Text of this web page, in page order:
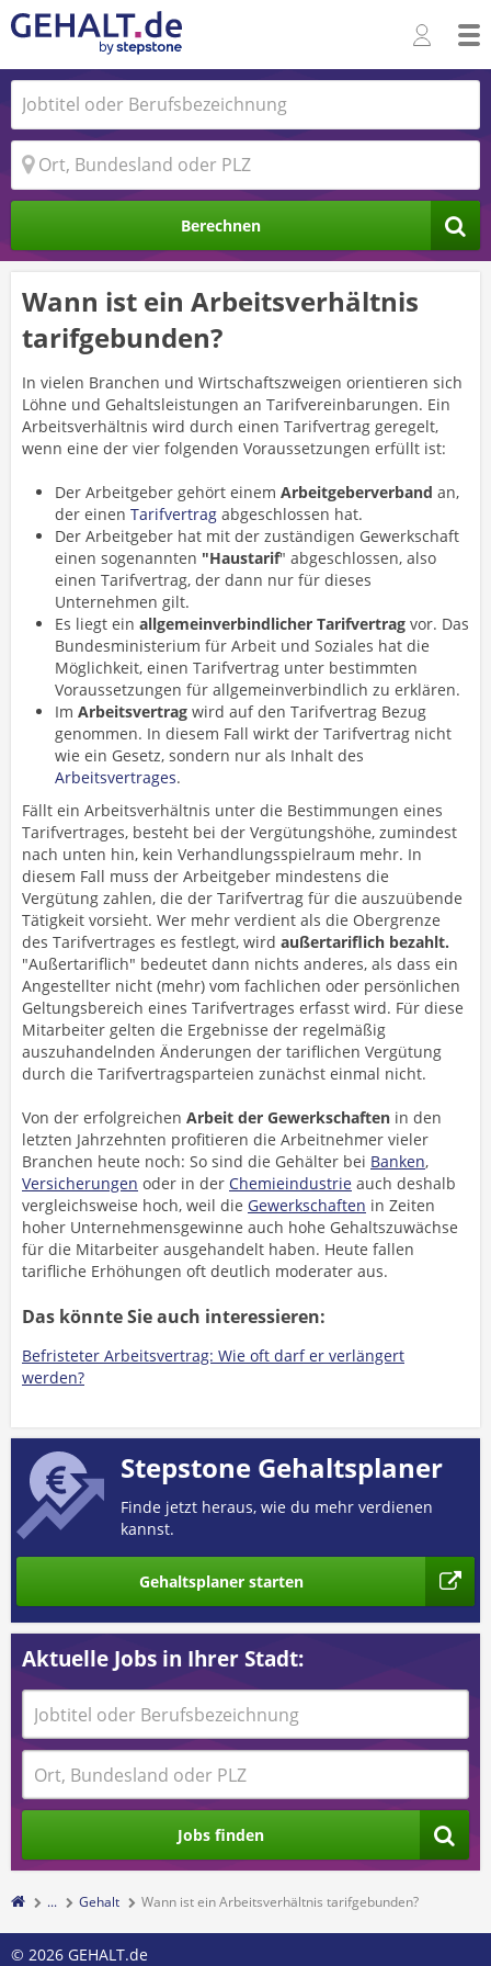
Berechnen
Wann ist ein Arbeitsverhältnis
tarifgebunden?
In vielen Branchen und Wirtschaftszweigen orientieren sich
Löhne und Gehaltsleistungen an Tarifvereinbarungen. Ein
Arbeitsverhältnis wird durch einen Tarifvertrag geregelt,
wenn eine der vier folgenden Voraussetzungen erfüllt ist:
Der Arbeitgeber gehört einem Arbeitgeberverband an,
der einen Tarifvertrag abgeschlossen hat.
Der Arbeitgeber hat mit der zuständigen Gewerkschaft
einen sogenannten "Haustarif" abgeschlossen, also
einen Tarifvertrag, der dann nur für dieses
Unternehmen gilt.
Es liegt ein allgemeinverbindlicher Tarifvertrag vor. Das
Bundesministerium für Arbeit und Soziales hat die
Möglichkeit, einen Tarifvertrag unter bestimmten
Voraussetzungen für allgemeinverbindlich zu erklären.
Im Arbeitsvertrag wird auf den Tarifvertrag Bezug
genommen. In diesem Fall wirkt der Tarifvertrag nicht
wie ein Gesetz, sondern nur als Inhalt des
Arbeitsvertrages.
Fällt ein Arbeitsverhältnis unter die Bestimmungen eines
Tarifvertrages, besteht bei der Vergütungshöhe, zumindest
nach unten hin, kein Verhandlungsspielraum mehr. In
diesem Fall muss der Arbeitgeber mindestens die
Vergütung zahlen, die der Tarifvertrag für die auszuübende
Tätigkeit vorsieht. Wer mehr verdient als die Obergrenze
des Tarifvertrages es festlegt, wird außertariflich bezahlt.
"Außertariflich" bedeutet dann nichts anderes, als dass ein
Angestellter nicht (mehr) vom fachlichen oder persönlichen
Geltungsbereich eines Tarifvertrages erfasst wird. Für diese
Mitarbeiter gelten die Ergebnisse der regelmäßig
auszuhandelnden Änderungen der tariflichen Vergütung
durch die Tarifvertragsparteien zunächst einmal nicht.
Von der erfolgreichen Arbeit der Gewerkschaften in den
letzten Jahrzehnten profitieren die Arbeitnehmer vieler
Branchen heute noch: So sind die Gehälter bei Banken,
Versicherungen oder in der Chemieindustrie auch deshalb
vergleichsweise hoch, weil die Gewerkschaften in Zeiten
hoher Unternehmensgewinne auch hohe Gehaltszuwächse
für die Mitarbeiter ausgehandelt haben. Heute fallen
tarifliche Erhöhungen oft deutlich moderater aus.
Das könnte Sie auch interessieren:
Befristeter Arbeitsvertrag: Wie oft darf er verlängert
werden?
Stepstone Gehaltsplaner
Finde jetzt heraus, wie du mehr verdienen
kannst.
Gehaltsplaner starten
Aktuelle Jobs in Ihrer Stadt:
Jobs finden
... Gehalt Wann ist ein Arbeitsverhältnis tarifgebunden?
© 2026 GEHALT.de